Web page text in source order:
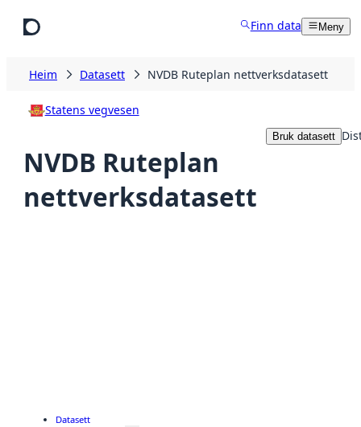
Finn data Meny
Heim Datasett NVDB Ruteplan nettverksdatasett
Statens vegvesen
NVDB Ruteplan
nettverksdatasett
Bruk datasett
Datasett